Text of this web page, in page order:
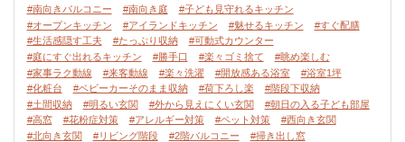
#南向きバルコニー
#南向き庭
#子ども見守れるキッチン
#オープンキッチン
#アイランドキッチン #魅せるキッチン
#すぐ配膳
#生活感隠す工夫
#たっぷり収納
#可動式カウンター
#庭にすぐ出れるキッチン
#勝手口 #楽々ゴミ捨て
#眺め楽しむ
#家事ラク動線
#来客動線 #楽々洗濯 #開放感ある浴室
#浴室1坪
#化粧台
#ベビーカーそのまま収納 #荷下ろし楽
#階段下収納
#土間収納
#明るい玄関 #外から見えにくい玄関
#朝日の入る子ども部屋
#高窓
#花粉症対策 #アレルギー対策 #ペット対策
#西向き玄関
#北向き玄関
#リビング階段 #2階バルコニー
#掃き出し窓